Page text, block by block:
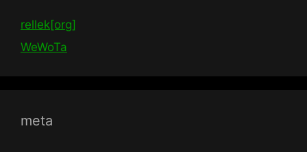
rellek[org]
WeWoTa
meta